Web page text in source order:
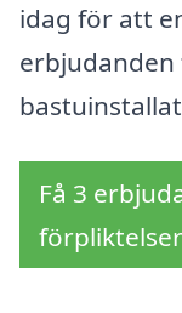
idag för att
erbjudanden
Få 3
förpliktelser